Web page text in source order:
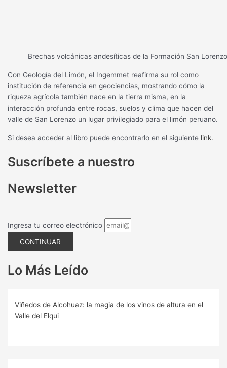
Brechas volcánicas andesíticas de la Formación San
Con Geología del Limón, el Ingemmet reafirma su rol como
institución de referencia en geociencias, mostrando cómo la
riqueza agrícola también nace en la tierra misma, en la
interacción profunda entre rocas, suelos y clima que hacen del
valle de San Lorenzo un lugar privilegiado para el limón peruano.
Si desea acceder al libro puede encontrarlo en el siguiente link.
Suscríbete a nuestro
Newsletter
Ingresa tu correo electrónico
CONTINUAR
Lo Más Leído
Viñedos de Alcohuaz: la magia de los vinos de altura en el
Valle del Elqui